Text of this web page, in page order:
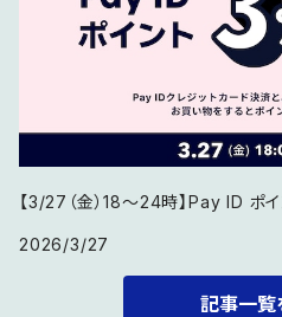
【3/27（金）18〜24時】Pay ID ポ
2026/3/27
記事一覧